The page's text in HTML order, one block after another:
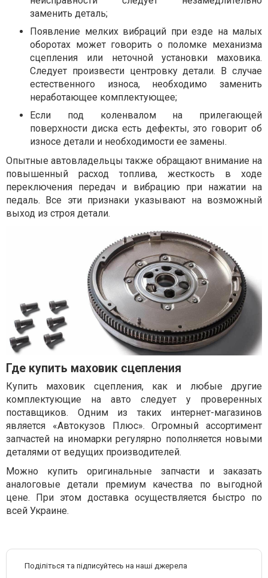
заменить деталь;
Появление мелких вибраций при езде на малых
оборотах может говорить о поломке механизма
сцепления или неточной установки маховика.
Следует произвести центровку детали. В случае
естественного износа, необходимо заменить
неработающее комплектующее;
Если под коленвалом на прилегающей
поверхности диска есть дефекты, это говорит об
износе детали и необходимости ее замены.
Опытные автовладельцы также обращают внимание на
повышенный расход топлива, жесткость в ходе
переключения передач и вибрацию при нажатии на
педаль. Все эти признаки указывают на возможный
выход из строя детали.
Где купить маховик сцепления
Купить маховик сцепления, как и любые другие
комплектующие на авто следует у проверенных
поставщиков. Одним из таких интернет-магазинов
является «Автокузов Плюс». Огромный ассортимент
запчастей на иномарки регулярно пополняется новыми
деталями от ведущих производителей.
Можно купить оригинальные запчасти и заказать
аналоговые детали премиум качества по выгодной
цене. При этом доставка осуществляется быстро по
всей Украине.
Поділіться та підписуйтесь на наші джерела